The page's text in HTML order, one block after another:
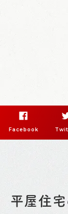
Facebook
平屋住